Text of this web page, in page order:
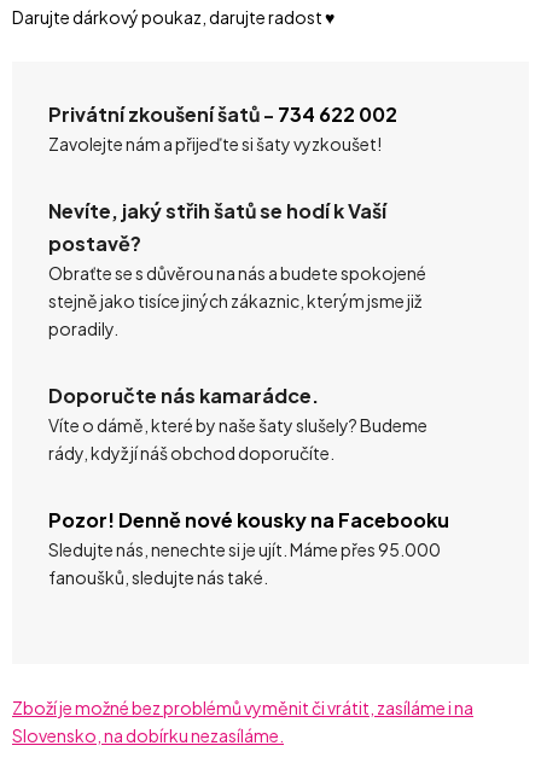
Darujte dárkový poukaz, darujte radost ♥️
Privátní zkoušení šatů - 734 622 002
Zavolejte nám a přijeďte si šaty vyzkoušet!
Nevíte, jaký střih šatů se hodí k Vaší
postavě?
Obraťte se s důvěrou na nás a budete spokojené
stejně jako tisíce jiných zákaznic, kterým jsme již
poradily.
Doporučte nás kamarádce.
Víte o dámě, které by naše šaty slušely? Budeme
rády, když jí náš obchod doporučíte.
Pozor! Denně nové kousky na Facebooku
Sledujte nás, nenechte si je ujít. Máme přes 95.000
fanoušků, sledujte nás také.
Zboží je možné bez problémů vyměnit či vrátit, zasíláme i na
Slovensko, na dobírku nezasíláme.